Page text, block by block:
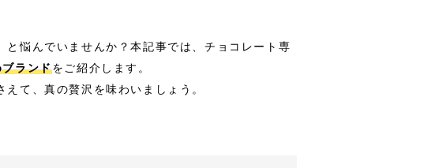
悩んでいませんか？本記事では、チョコレート専
ランドをご紹介します。
て、真の贅沢を味わいましょう。